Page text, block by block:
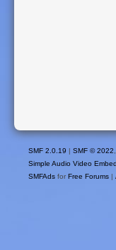
SMF 2.0.19 | SMF © 2022
Simple Audio Video
SMFAds for Free Forums |